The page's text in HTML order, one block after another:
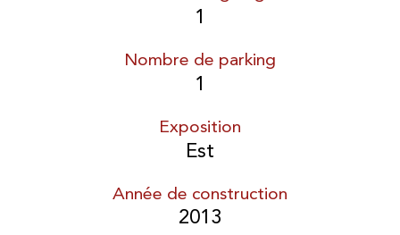
1
Nombre de parking
1
Exposition
Est
Année de construction
2013